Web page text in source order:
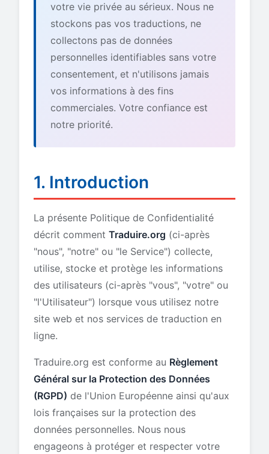
votre vie privée au sérieux. Nous ne
stockons pas vos traductions, ne
collectons pas de données
personnelles identifiables sans votre
consentement, et n'utilisons jamais
vos informations à des fins
commerciales. Votre confiance est
notre priorité.
1. Introduction
La présente Politique de Confidentialité
décrit comment Traduire.org (ci-après
"nous", "notre" ou "le Service") collecte,
utilise, stocke et protège les informations
des utilisateurs (ci-après "vous", "votre" ou
"l'Utilisateur") lorsque vous utilisez notre
site web et nos services de traduction en
ligne.
Traduire.org est conforme au Règlement
Général sur la Protection des Données
(RGPD) de l'Union Européenne ainsi qu'aux
lois françaises sur la protection des
données personnelles. Nous nous
engageons à protéger et respecter votre